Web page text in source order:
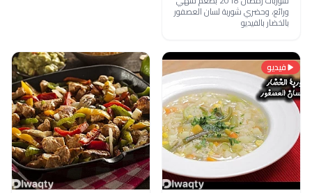
ورائع، وحضري شوربة لسان العصفور
بالخضار بالفيديو
فيديو